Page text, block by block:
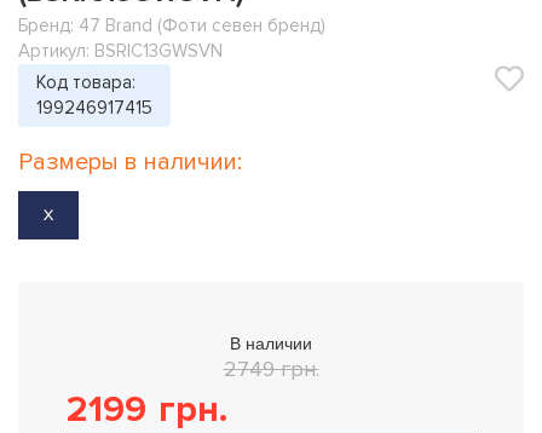
Бренд: 47 Brand (Фоти севен бренд)
Артикул: BSRIC13GWSVN
Код товара:
199246917415
Размеры в наличии:
X
В наличии
2749 грн.
2199 грн.